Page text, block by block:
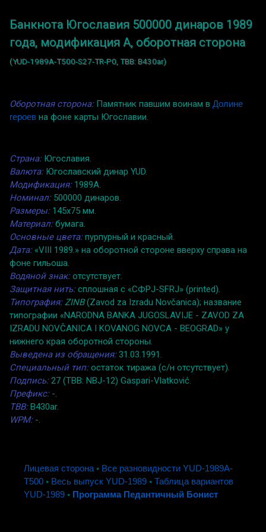
Банкнота Югославия 500000 динаров 1989
года, модификация A, оборотная сторона
(YUD-1989A-T500-S27-TR-P0, TBB: B430ar)
Оборотная сторона:Памятник павшим воинам в Долине
героев на фоне карты Югославии.
Страна:Югославия.
Валюта:Югославский динар YUD.
Модификация:1989A.
Номинал:500000 динаров.
Размеры:145x75 мм.
Материал:бумага.
Основные цвета:пурпурный и красный.
Дата:«VIII 1989.» на оборотной стороне вверху справа на
фоне гильоша.
Водяной знак:отсутствует.
Защитная нить:сплошная с «СФРJ-SFRJ» (printed).
Типография: ZINB(Zavod za Izradu Novčanica); название
типографии «NARODNA BANKA JUGOSLAVIJE - ZAVOD ZA
IZRADU NOVČANICA I KOVANOG NOVCA - BEOGRAD» у
нижнего края оборотной стороны.
Выведена из обращения:31.03.1991.
Специальный тип:остаток тиража (с/н отсутствует).
Подпись:27 (TBB: NBJ-12) Gaspari-Vlatković.
Префикс:-.
TBB:B430ar.
WPM:-.
Лицевая сторона◦ Все разновидности YUD-1989A-
T500 ◦ Весь выпуск YUD-1989 ◦ Таблица вариантов
YUD-1989 ◦ Программа Педантичный Бонист